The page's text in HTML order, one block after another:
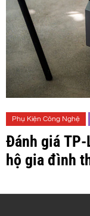
Phụ Kiện Công Nghệ
Đánh giá
hộ gia đình